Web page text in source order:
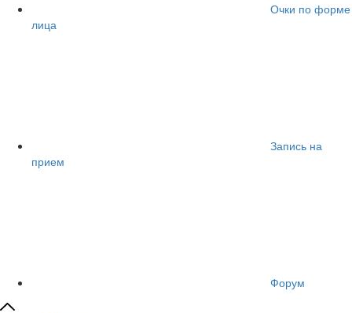
Очки по форме
лица
Запись на
прием
Форум